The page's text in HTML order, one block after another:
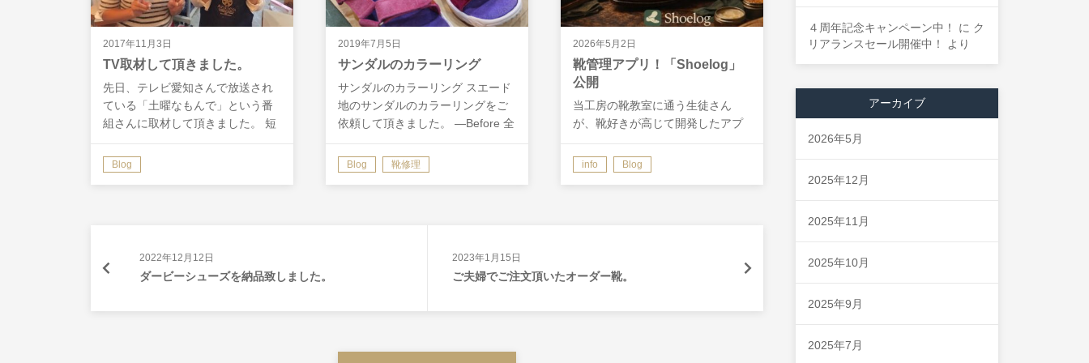
2017年11月3日
TV取材して頂きました。
先日、テレビ愛知さんで放送され
ている「土曜なもんで」という番
組さんに取材して頂きました。 短
思いますが、お時間ある方は見て
みてくださいね。 放送は今週末、
Blog
2019年7月5日
サンダルのカラーリング
サンダルのカラーリング スエード
地のサンダルのカラーリングをご
依頼して頂きました。 ―Before 全
す。 元の色の感じで、やや濃いめ
に染め直してほしいとのご依頼で
Blog 靴修理
2026年5月2日
靴管理アプリ！「Shoelog」
公開
当工房の靴教室に通う生徒さん
が、靴好きが高じて開発したアプ
録するiPhoneアプリ「Shoelog」
をApp Storeで公開しました。 靴
info Blog
2022年12月12日
ダービーシューズを納品致しました。
2023年1月15日
ご夫婦でご注文頂いたオーダー靴。
４周年記念キャンペーン中！ に ク
リアランスセール開催中！
より
アーカイブ
2026年5月
2025年12月
2025年11月
2025年10月
2025年9月
2025年7月